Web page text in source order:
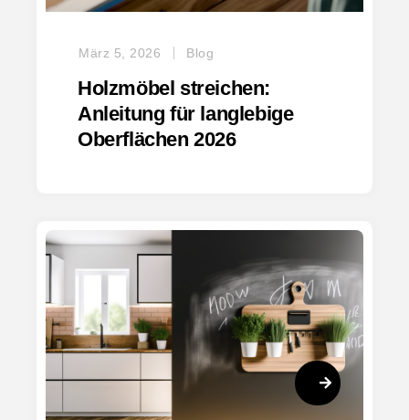
März 5, 2026 Blog
Holzmöbel streichen:
Anleitung für langlebige
Oberflächen 2026